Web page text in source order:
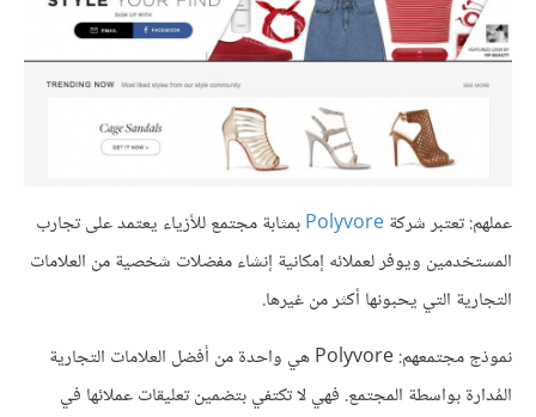
عملهم: تعتبر شركةPolyvoreبمثابة مجتمع للأزياء يعتمد على تجارب
المستخدمين ويوفر لعملائه إمكانية إنشاء مفضلات شخصية من العلامات
التجارية التي يحبونها أكثر من غيرها.
نموذج مجتمعهم: Polyvore هي واحدة من أفضل العلامات التجارية
المُدارة بواسطة المجتمع. فهي لا تكتفي بتضمين تعليقات عملائها في